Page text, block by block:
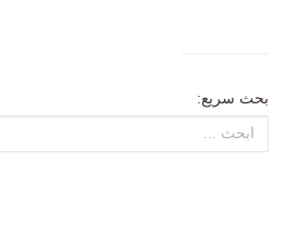
بحث سريع: